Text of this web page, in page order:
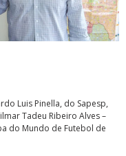
Luis Pinella, do Sapesp,
Tadeu Ribeiro Alves –
do Mundo de Futebol de